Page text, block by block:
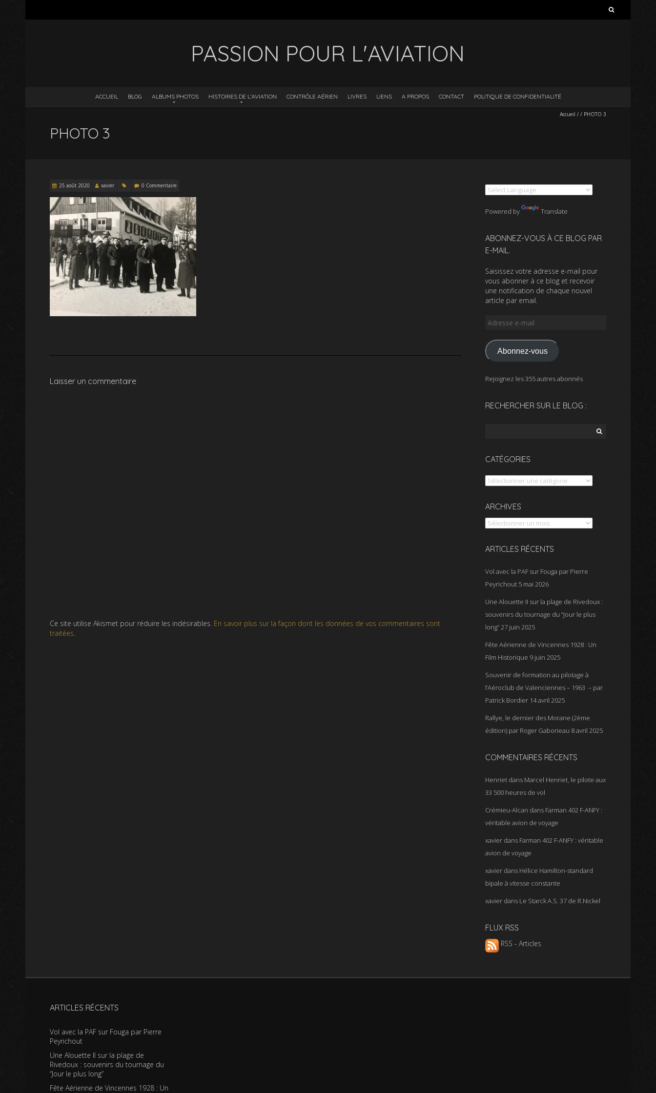
PASSION POUR L'AVIATION
ACCUEIL BLOG ALBUMS PHOTOS HISTOIRES DE L’AVIATION CONTRÔLE AÉRIEN LIVRES LIENS A PROPOS CONTACT POLITIQUE DE CONFIDENTIALITÉ
Accueil // PHOTO 3
PHOTO 3
25 août 2020 xavier 0 Commentaire
Laisser un commentaire
Ce site utilise Akismet pour réduire les indésirables. En savoir plus sur la façon dont les données de vos commentaires sont
traitées.
Powered by Translate
ABONNEZ-VOUS À CE BLOG PAR
E-MAIL.
Saisissez votre adresse e-mail pour
vous abonner à ce blog et recevoir
une notification de chaque nouvel
article par email.
Adresse
mail
Abonnez-vous
Rejoignez les 355 autres abonnés
RECHERCHER SUR LE BLOG :
CATÉGORIES
Catégories
ARCHIVES
Archives
ARTICLES RÉCENTS
Vol avec la PAF sur Fouga par Pierre
Peyrichout 5 mai 2026
Une Alouette II sur la plage de Rivedoux :
souvenirs du tournage du “Jour le plus
long”27 juin 2025
Fête Aérienne de Vincennes 1928 : Un
Film Historique 9 juin 2025
Souvenir de formation au pilotage à
l’Aéroclub de Valenciennes – 1963 – par
Patrick Bordier 14 avril 2025
Rallye, le dernier des Morane (2ème
édition) par Roger Gaborieau 8 avril 2025
COMMENTAIRES RÉCENTS
Henriet dans Marcel Henriet, le pilote aux
33 500 heures de vol
Crémieu-Alcan dans Farman 402 F-ANFY :
véritable avion de voyage
xavier dans Farman 402 F-ANFY : véritable
avion de voyage
xavier dans Hélice Hamilton-standard
bipale à vitesse constante
xavier dans Le Starck A.S. 37 de R.Nickel
FLUX RSS
RSS - Articles
ARTICLES RÉCENTS
Vol avec la PAF sur Fouga par Pierre
Peyrichout
Une Alouette II sur la plage de
Rivedoux : souvenirs du tournage du
“Jour le plus long”
Fête Aérienne de Vincennes 1928 : Un